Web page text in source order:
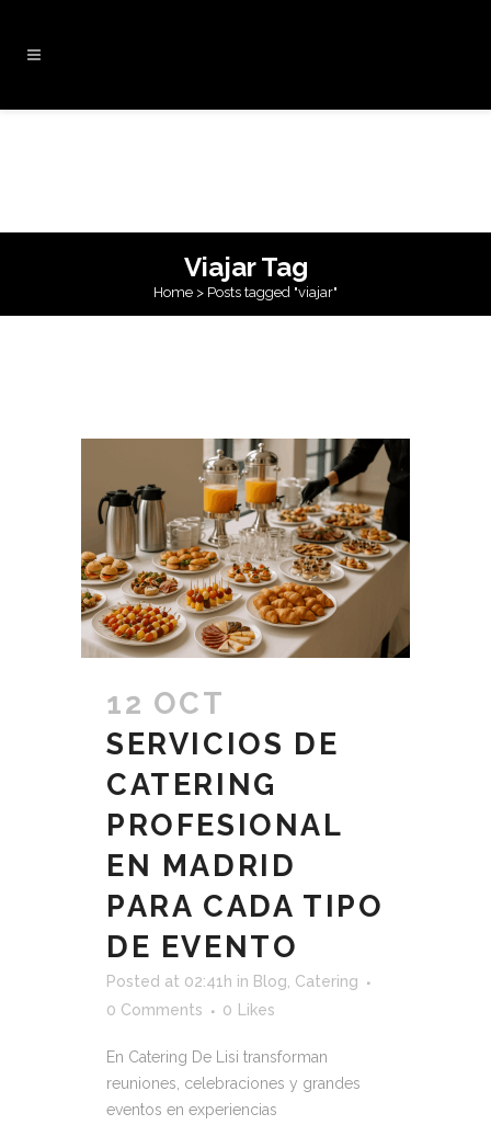
Viajar Tag
Home > Posts tagged "viajar"
12 OCT
SERVICIOS DE
CATERING
PROFESIONAL
EN MADRID
PARA CADA TIPO
DE EVENTO
Posted at 02:41h in Blog Catering
0 Comments
0 Likes
En Catering De Lisi transforman
reuniones, celebraciones y grandes
eventos en experiencias